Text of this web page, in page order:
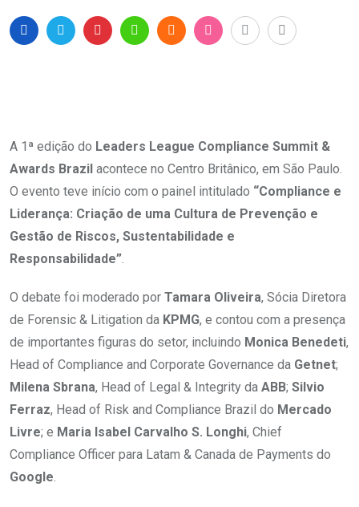
A 1ª edição do Leaders League Compliance Summit &
Awards Brazil acontece no Centro Britânico, em São Paulo.
O evento teve início com o painel intitulado “Compliance e
Liderança: Criação de uma Cultura de Prevenção e
Gestão de Riscos, Sustentabilidade e
Responsabilidade”.
O debate foi moderado por Tamara Oliveira, Sócia Diretora
de Forensic & Litigation da KPMG, e contou com a presença
de importantes figuras do setor, incluindo Monica Benedeti,
Head of Compliance and Corporate Governance da Getnet;
Milena Sbrana, Head of Legal & Integrity da ABB; Silvio
Ferraz, Head of Risk and Compliance Brazil do Mercado
Livre; e Maria Isabel Carvalho S. Longhi, Chief
Compliance Officer para Latam & Canada de Payments do
Google.